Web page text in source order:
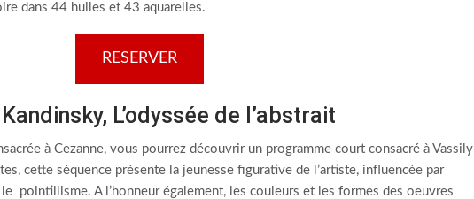
dans 44 huiles et 43 aquarelles.
RESERVER
L’odyssée de l’abstrait
à Cezanne, vous pourrez découvrir un programme court consacré à Vassily
cette séquence présente la jeunesse figurative de l’artiste, influencée par
le pointillisme. A l’honneur également, les couleurs et les formes des oeuvres